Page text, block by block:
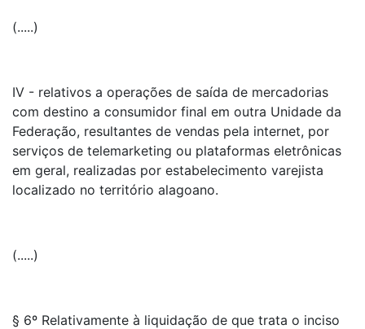
(.....)
IV - relativos a operações de saída de mercadorias
com destino a consumidor final em outra Unidade da
Federação, resultantes de vendas pela internet, por
serviços de telemarketing ou plataformas eletrônicas
em geral, realizadas por estabelecimento varejista
localizado no território alagoano.
(.....)
§ 6º Relativamente à liquidação de que trata o inciso